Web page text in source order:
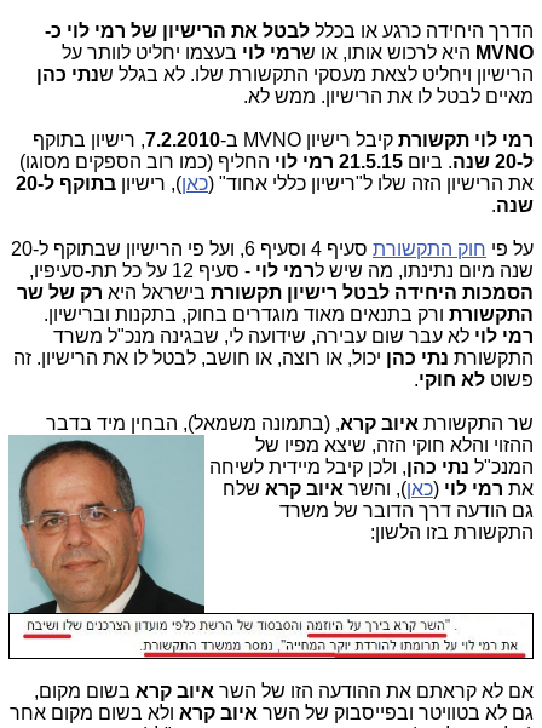
הדרך היחידה כרגע או בכלל לבטל את הרישיון של רמי לוי כ-
MVNO היא לרכוש אותו, או שרמי לוי בעצמו יחליט לוותר על
הרישיון ויחליט לצאת מעסקי התקשורת שלו. לא בגלל שנתי כהן
מאיים לבטל לו את הרישיון. ממש לא.
רמי לוי תקשורת קיבל רישיון MVNO ב- 7.2.2010, רישיון בתוקף
ל-20 שנה
. ביום 21.5.15 רמי לוי
החליף (כמו רוב הספקים מסוגו)
את הרישיון הזה שלו ל"רישיון כללי אחוד" (כאן), רישיון
בתוקף ל-20
שנה.
על פי חוק התקשורת
סעיף 4 וסעיף 6, ועל פי הרישיון שבתוקף ל-20
שנה מיום נתינתו, מה שיש לרמי לוי - סעיף 12 על כל תת-סעיפיו,
הסמכות היחידה לבטל רישיון תקשורת בישראל היא רק של שר
התקשורת ורק בתנאים מאוד מוגדרים בחוק, בתקנות וברישיון.
רמי לוי לא עבר שום עבירה, שידועה לי, שבגינה מנכ"ל משרד
התקשורת נתי כהן יכול, או רוצה, או חושב, לבטל לו את הרישיון. זה
פשוט לא חוקי.
שר התקשורת איוב קרא, (בתמונה משמאל), הבחין מיד בדבר
ההזוי והלא חוקי הזה, שיצא מפיו של
המנכ"ל נתי כהן, ולכן קיבל מיידית לשיחה
את רמי לוי (כאן), והשר איוב קרא שלח
גם הודעה דרך הדובר של משרד
התקשורת בזו הלשון:
אם לא קראתם את ההודעה הזו של השר איוב קרא בשום מקום,
גם לא בטוויטר ובפייסבוק של השר איוב קרא ולא בשום מקום אחר